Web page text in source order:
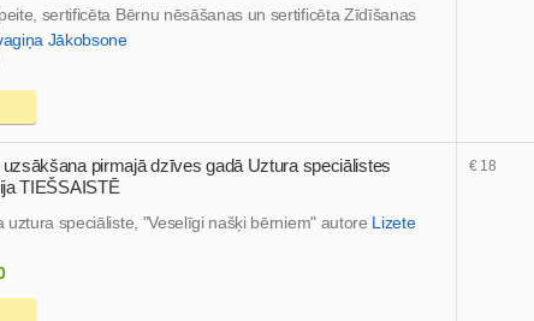
sertificēta Bērnu nēsāšanas un sertificēta Zīdīšanas
Jākobsone
pirmajā dzīves gadā Uztura speciālistes
TIEŠSAISTĒ
uztura speciāliste, "Veselīgi našķi bērniem" autore Lizete
€ 18